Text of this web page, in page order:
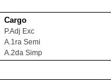
Cargo
P.Adj Exc
A.1ra Semi
A.2da Simp